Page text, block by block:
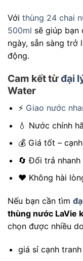
Với thùng 24 chai
500ml sẽ giúp bạn
ngày, sẵn sàng trở
động.
Cam kết từđại
Water
⚡ Giao nước
💧 Nước chính
💰 Giá tốt –
🔄 Đổi trả
❤️ Không hài
Nếu bạn cần tìm
thùng nước LaVie
chọn được nhiều
giá sỉ cạnh tranh